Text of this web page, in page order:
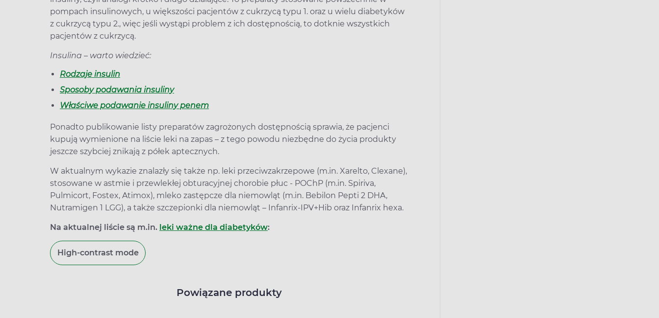
pompach insulinowych, u większości pacjentów z cukrzycą typu 1. oraz u wielu diabetyków
z cukrzycą typu 2., więc jeśli wystąpi problem z ich dostępnością, to dotknie wszystkich
pacjentów z cukrzycą.
Insulina – warto wiedzieć:
Rodzaje insulin
Sposoby podawania insuliny
Właściwe podawanie insuliny penem
Ponadto publikowanie listy preparatów zagrożonych dostępnością sprawia, że pacjenci
kupują wymienione na liście leki na zapas – z tego powodu niezbędne do życia produkty
jeszcze szybciej znikają z półek aptecznych.
W aktualnym wykazie znalazły się także np. leki przeciwzakrzepowe (m.in. Xarelto, Clexane),
stosowane w astmie i przewlekłej obturacyjnej chorobie płuc - POChP (m.in. Spiriva,
Pulmicort, Fostex, Atimox), mleko zastępcze dla niemowląt (m.in. Bebilon Pepti 2 DHA,
Nutramigen 1 LGG), a także szczepionki dla niemowląt – Infanrix-IPV+Hib oraz Infanrix hexa.
Na aktualnej liście są m.in. leki ważne dla diabetyków:
High-contrast mode
Powiązane produkty